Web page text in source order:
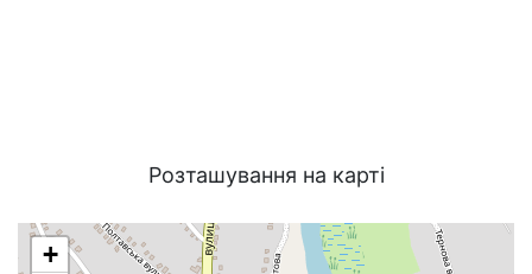
Розташування на карті
+